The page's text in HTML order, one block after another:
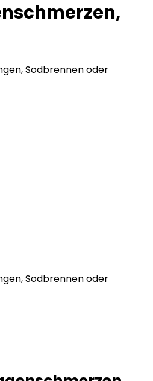
Sodbrennen oder
Sodbrennen oder